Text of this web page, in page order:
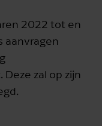
2022 tot en
aanvragen
zal op zijn